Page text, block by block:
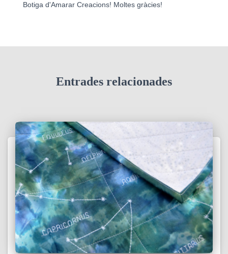
Botiga d'Amarar Creacions! Moltes gràcies!
Entrades relacionades